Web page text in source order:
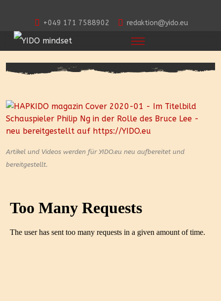
+049 171 7588902 redaktion@yido.eu
Artikel und Videos werden für YIDO.eu neu aufbereitet und
bereitgestellt.